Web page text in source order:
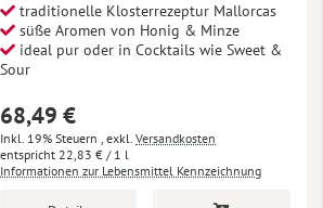
traditionelle Klosterrezeptur Mallorcas
süße Aromen von Honig & Minze
ideal pur oder in Cocktails wie Sweet &
Sour
68,49 €
Inkl. 19% Steuern , exkl. Versandkosten
22,83 € / 1 l
Informationen zur Lebensmittel Kennzeichnung